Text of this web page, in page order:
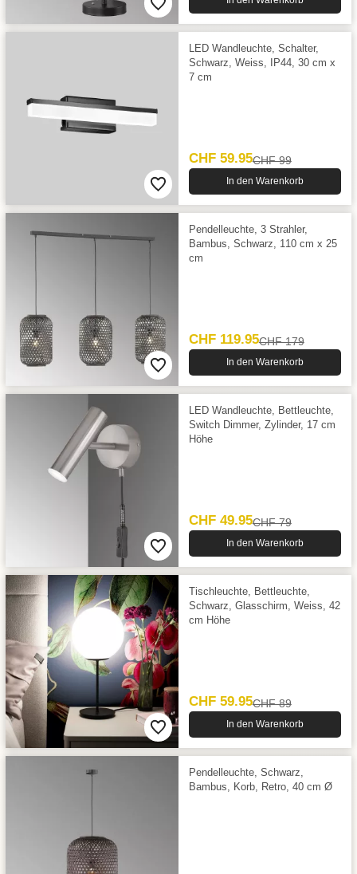
LED Wandleuchte, Schalter,
Schwarz, Weiss, IP44, 30 cm x
7 cm
CHF 59.95CHF 99
In den Warenkorb
Pendelleuchte, 3 Strahler,
Bambus, Schwarz, 110 cm x 25
cm
CHF 119.95CHF 179
In den Warenkorb
LED Wandleuchte, Bettleuchte,
Switch Dimmer, Zylinder, 17 cm
Höhe
CHF 49.95CHF 79
In den Warenkorb
Tischleuchte, Bettleuchte,
Schwarz, Glasschirm, Weiss, 42
cm Höhe
CHF 59.95CHF 89
In den Warenkorb
Pendelleuchte, Schwarz,
Bambus, Korb, Retro, 40 cm Ø